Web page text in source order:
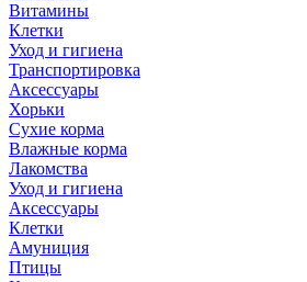
Витамины
Клетки
Уход и гигиена
Транспортировка
Аксессуары
Хорьки
Сухие корма
Влажные корма
Лакомства
Уход и гигиена
Аксессуары
Клетки
Амуниция
Птицы